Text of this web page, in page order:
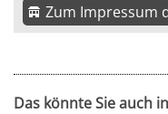
Zum Impressum
Das könnte Sie auch